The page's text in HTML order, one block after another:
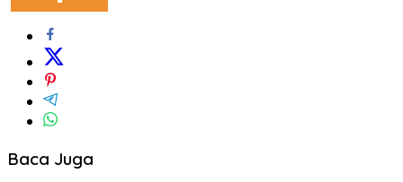
Baca Juga